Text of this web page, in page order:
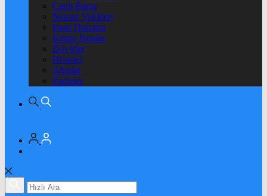
Canlı Borsa
Namaz Vakitleri
Puan Durumu
Kripto Paralar
Dövizler
Hisseler
Altınlar
Pariteler